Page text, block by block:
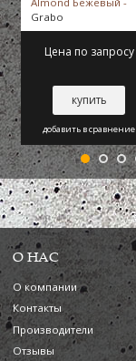
Grabo
Цена по запросу
купить
добавить в сравнение
О НАС
О компании
Контакты
Производители
Отзывы